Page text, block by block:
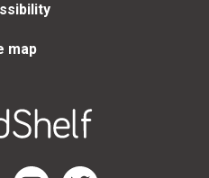
map
Page
Facebook Page
RedShelf YouTube Page
RedShelf Twitter Page